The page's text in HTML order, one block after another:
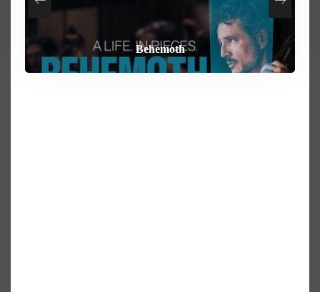
Heart of the Beast
Behemoth
How To Rob A Bank
By Any Means